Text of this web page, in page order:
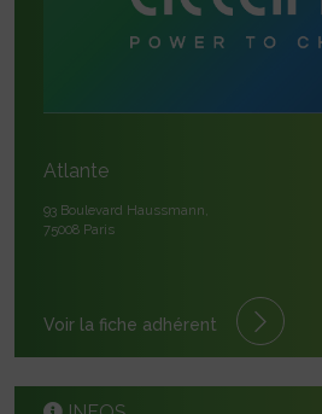
Atlante
93 Boulevard Haussmann,
75008 Paris
Voir la fiche adhérent